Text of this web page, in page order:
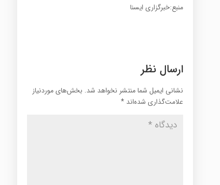
منبع:خبرگزاری ایسنا
ارسال نظر
نشانی ایمیل شما منتشر نخواهد شد. بخش‌های موردنیاز
علامت‌گذاری شده‌اند *